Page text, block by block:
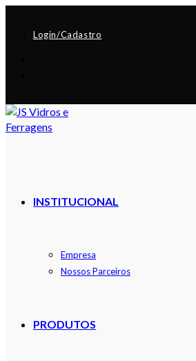
Login/Cadastro
INSTITUCIONAL
Empresa
Nossos Parceiros
PRODUTOS